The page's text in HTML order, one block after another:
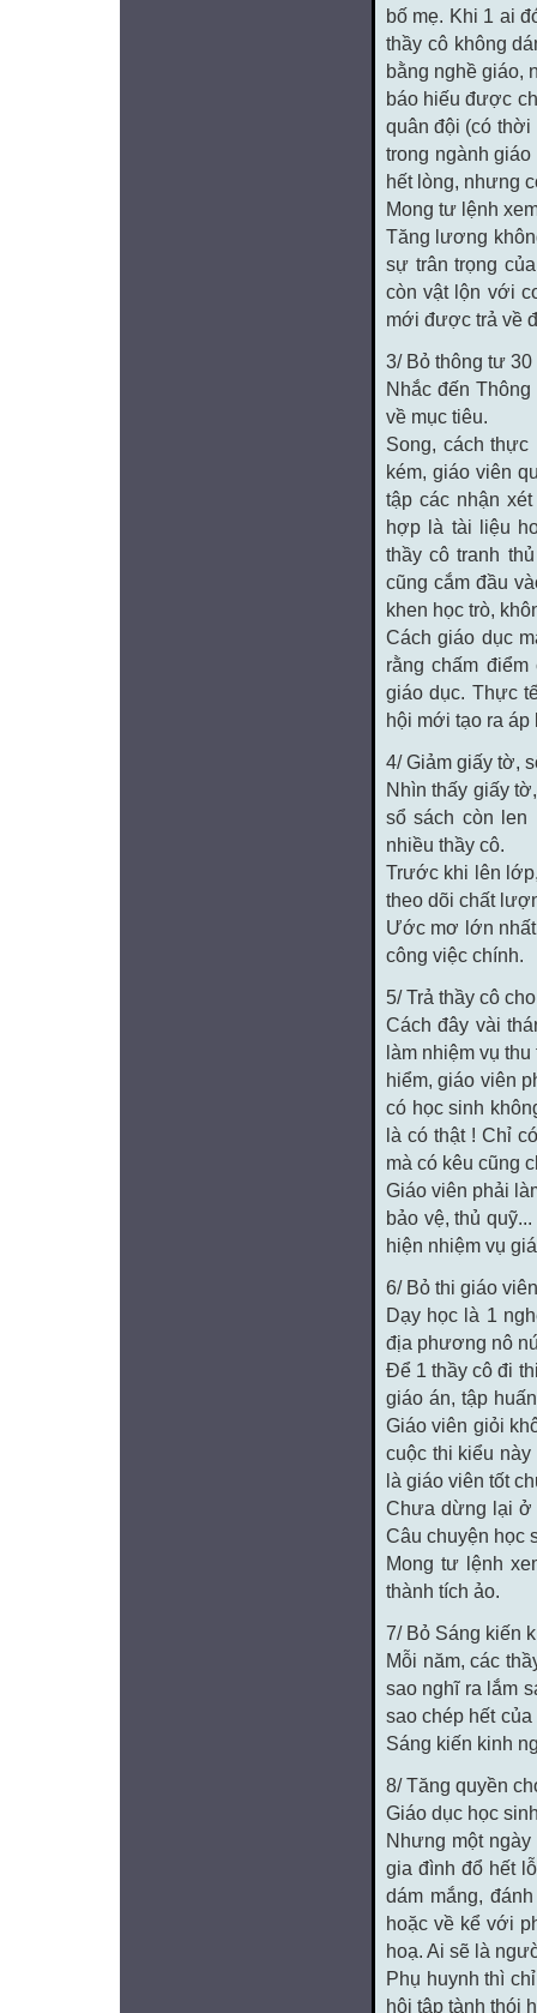
bố mẹ. Khi 1 ai
thầy cô không
bằng nghề giáo,
báo hiếu được
quân đội (có thời
trong ngành
hết lòng, nhưng
Mong tư lệnh
Tăng lương
sự trân trọng
còn vật lộn với
mới được trả về
3/ Bỏ thông tư 30
Nhắc đến
về mục tiêu.
Song, cách thực
kém, giáo viên
tập các nhận
hợp là tài liệu
thầy cô tranh
cũng cắm đầu
khen học trò,
Cách giáo dục
rằng chấm
giáo dục. Thực
hội mới tạo ra
4/ Giảm giấy tờ,
Nhìn thấy giấy
sổ sách còn len
nhiều thầy cô.
Trước khi lên
theo dõi chất
Ước mơ lớn nhất
công việc chính.
5/ Trả thầy cô
Cách đây vài
làm nhiệm vụ
hiểm, giáo viên
có học sinh
là có thật ! Chỉ
mà có kêu cũng
Giáo viên phải
bảo vệ, thủ
hiện nhiệm vụ
6/ Bỏ thi giáo
Dạy học là 1
địa phương nô
Để 1 thầy cô đi
giáo án, tập
Giáo viên giỏi
cuộc thi kiểu
là giáo viên tốt
Chưa dừng lại ở
Câu chuyện học
Mong tư lệnh
thành tích ảo.
7/ Bỏ Sáng kiến
Mỗi năm, các
sao nghĩ ra lắm
sao chép hết
Sáng kiến kinh
8/ Tăng quyền
Giáo dục học
Nhưng một
gia đình đổ hết
dám mắng,
hoặc về kể với
hoạ. Ai sẽ là
Phụ huynh thì
hội tập tành thói